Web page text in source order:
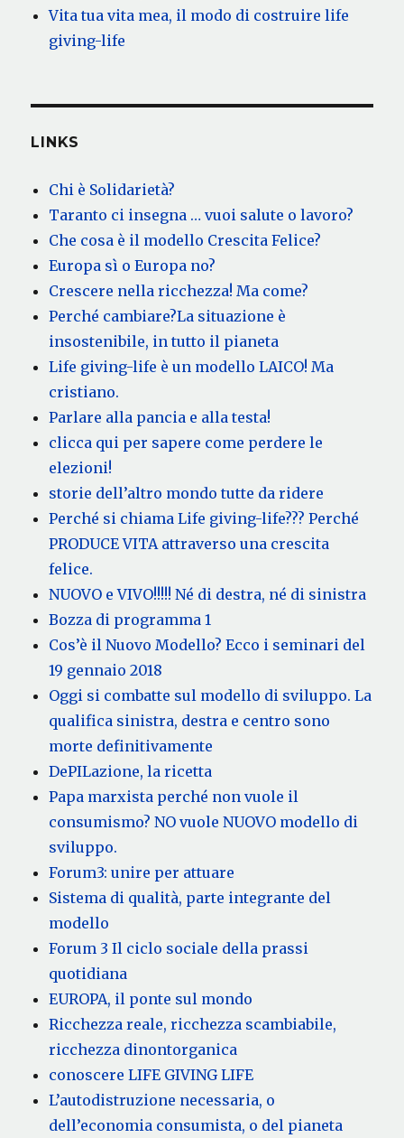
Vita tua vita mea, il modo di costruire life
giving-life
LINKS
Chi è Solidarietà?
Taranto ci insegna … vuoi salute o lavoro?
Che cosa è il modello Crescita Felice?
Europa sì o Europa no?
Crescere nella ricchezza! Ma come?
Perché cambiare?La situazione è
insostenibile, in tutto il pianeta
Life giving-life è un modello LAICO! Ma
cristiano.
Parlare alla pancia e alla testa!
clicca qui per sapere come perdere le
elezioni!
storie dell’altro mondo tutte da ridere
Perché si chiama Life giving-life??? Perché
PRODUCE VITA attraverso una crescita
felice.
NUOVO e VIVO!!!!! Né di destra, né di sinistra
Bozza di programma 1
Cos’è il Nuovo Modello? Ecco i seminari del
19 gennaio 2018
Oggi si combatte sul modello di sviluppo. La
qualifica sinistra, destra e centro sono
morte definitivamente
DePILazione, la ricetta
Papa marxista perché non vuole il
consumismo? NO vuole NUOVO modello di
sviluppo.
Forum3: unire per attuare
Sistema di qualità, parte integrante del
modello
Forum 3 Il ciclo sociale della prassi
quotidiana
EUROPA, il ponte sul mondo
Ricchezza reale, ricchezza scambiabile,
ricchezza dinontorganica
conoscere LIFE GIVING LIFE
L’autodistruzione necessaria, o
dell’economia consumista, o del pianeta